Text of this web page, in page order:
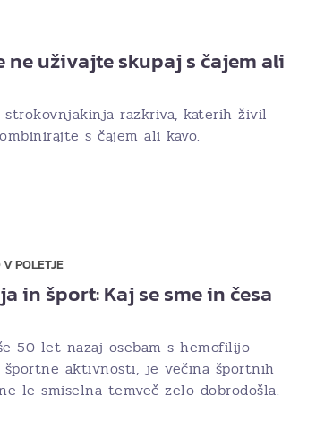
ne uživajte skupaj s čajem ali
strokovnjakinja razkriva, katerih živil
s čajem ali kavo.
POLETJE
in šport: Kaj se sme in česa
50 let nazaj osebam s hemofilijo
športne aktivnosti, je večina športnih
le smiselna temveč zelo dobrodošla.